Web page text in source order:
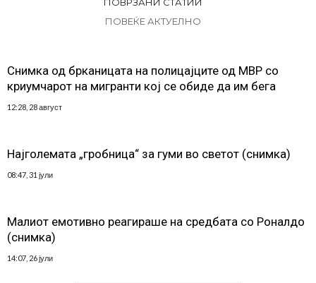
ПОВРЗАНИ СТАТИИ
ПОВЕЌЕ АКТУЕЛНО
Снимка од брканицата на полицајците од МВР со
криумчарот на мигранти кој се обиде да им бега
12:28, 28 август
Најголемата „гробница“ за гуми во светот (снимка)
08:47, 31 јули
Малиот емотивно реагираше на средбата со Роналдо
(снимка)
14:07, 26 јули